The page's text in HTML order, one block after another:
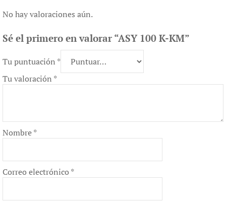
No hay valoraciones aún.
Sé el primero en valorar “ASY 100 K-KM”
Tu puntuación *
Tu valoración *
Nombre*
Correo electrónico *